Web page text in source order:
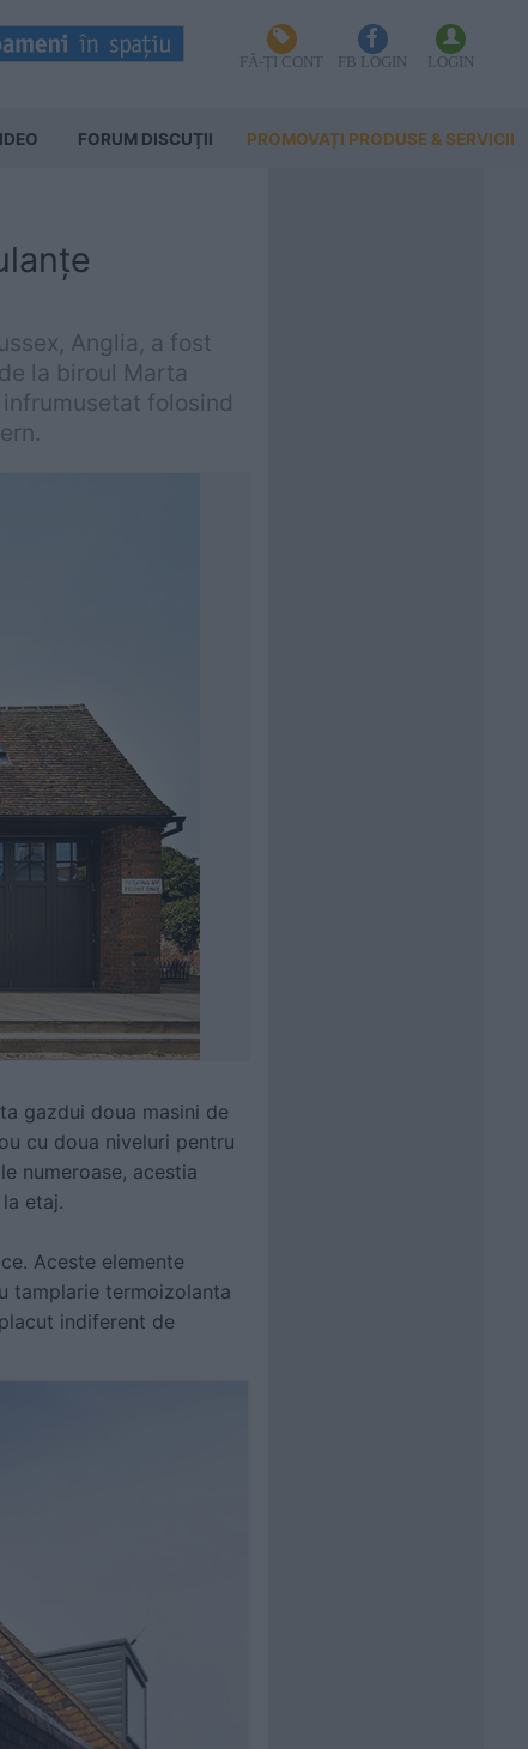
FĂ-ȚI CONT FB LOGIN LOGIN
FORUM DISCUŢII PROMOVAȚI PRODUSE & SERVICII
Anglia, a fost
la biroul Marta
folosind
gazdui doua masini de
cu doua niveluri pentru
numeroase, acestia
etaj.
Aceste elemente
tamplarie termoizolanta
indiferent de